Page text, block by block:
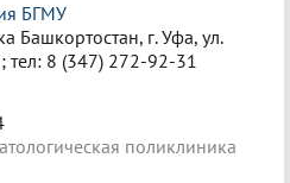
БГМУ
Башкортостан, г. Уфа, ул.
тел: 8 (347) 272-92-31
поликлиника